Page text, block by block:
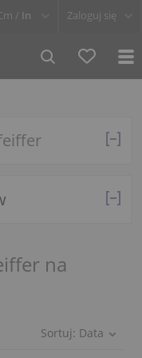
/ In Zaloguj się
na
Sortuj: Data